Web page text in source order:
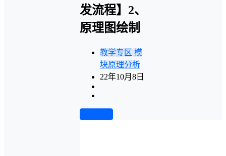
发流程】2、
原理图绘制
教学专区 模
块原理分析
22年10月8日